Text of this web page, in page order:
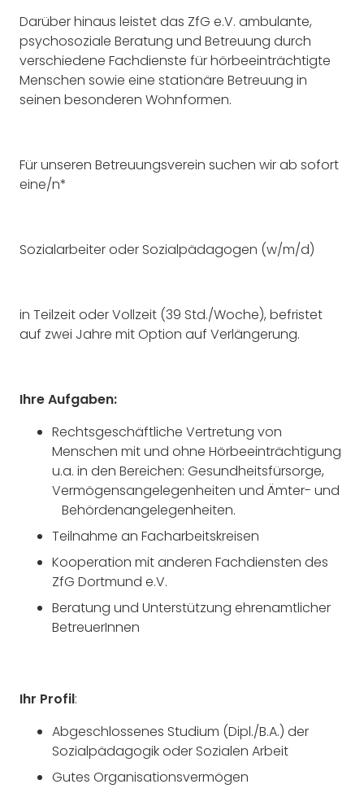
Darüber hinaus leistet das ZfG e.V. ambulante,
psychosoziale Beratung und Betreuung durch
verschiedene Fachdienste für hörbeeinträchtigte
Menschen sowie eine stationäre Betreuung in
seinen besonderen Wohnformen.
Für unseren Betreuungsverein suchen wir ab sofort
eine/n*
Sozialarbeiter oder Sozialpädagogen (w/m/d)
in Teilzeit oder Vollzeit (39 Std./Woche), befristet
auf zwei Jahre mit Option auf Verlängerung.
IhreAufgaben:
Rechtsgeschäftliche Vertretung von
Menschen mit und ohne Hörbeeinträchtigung
u.a. in den Bereichen: Gesundheitsfürsorge,
Vermögensangelegenheiten und Ämter- und
Behördenangelegenheiten.
Teilnahme an Facharbeitskreisen
Kooperation mit anderen Fachdiensten des
ZfG Dortmund e.V.
Beratung und Unterstützung ehrenamtlicher
BetreuerInnen
Ihr Profil:
Abgeschlossenes Studium (Dipl./B.A.) der
Sozialpädagogik oder Sozialen Arbeit
Gutes Organisationsvermögen